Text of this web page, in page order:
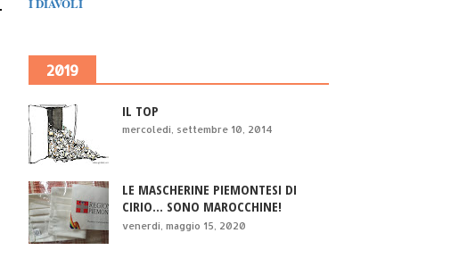
2019
IL TOP
mercoledì, settembre 10, 2014
LE MASCHERINE PIEMONTESI DI
CIRIO... SONO MAROCCHINE!
venerdì, maggio 15, 2020